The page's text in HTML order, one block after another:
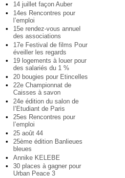
14 juillet façon Auber
14es Rencontres pour
l’emploi
15e rendez-vous annuel
des associations
17e Festival de films Pour
éveiller les regards
19 logements à louer pour
des salariés du 1 %
20 bougies pour Etincelles
22e Championnat de
Caisses à savon
24e édition du salon de
l’Etudiant de Paris
25es Rencontres pour
l’emploi
25 août 44
25ème édition Banlieues
bleues
Annike KELEBE
30 places à gagner pour
Urban Peace 3